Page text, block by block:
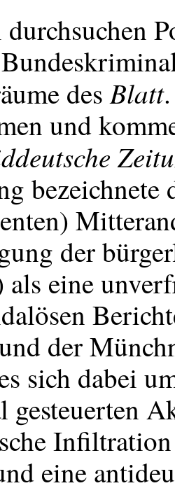
desBlatt
und
bezeichnete
der
als eine
der
sich dabei
gesteuerten
eine